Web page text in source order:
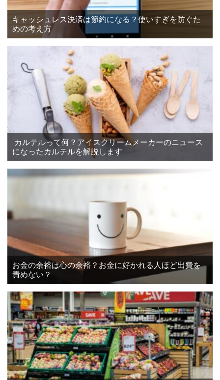
キャッシュレス決済は節約になる？使いすぎを防ぐた
めの考え方
カルテルって何？アイスクリームメーカーのニュース
になったカルテルを解説します
お金の余裕は心の余裕？お金に好かれる人ほど出費を
責めない？